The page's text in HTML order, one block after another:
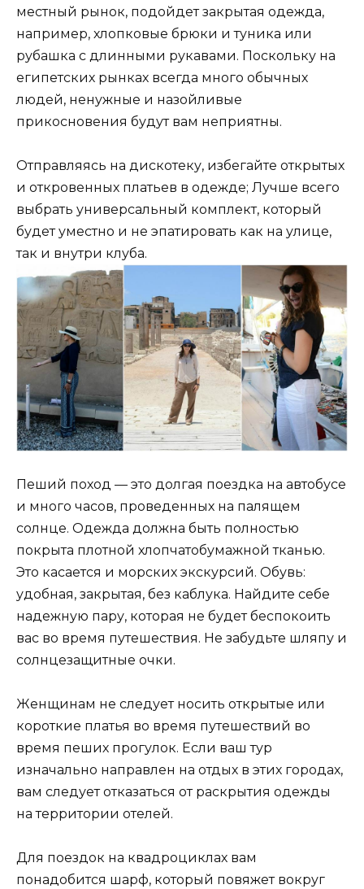
местный рынок, подойдет закрытая одежда,
например, хлопковые брюки и туника или
рубашка с длинными рукавами. Поскольку на
египетских рынках всегда много обычных
людей, ненужные и назойливые
прикосновения будут вам неприятны.
Отправляясь на дискотеку, избегайте открытых
и откровенных платьев в одежде; Лучше всего
выбрать универсальный комплект, который
будет уместно и не эпатировать как на улице,
так и внутри клуба.
Пеший поход — это долгая поездка на автобусе
и много часов, проведенных на палящем
солнце. Одежда должна быть полностью
покрыта плотной хлопчатобумажной тканью.
Это касается и морских экскурсий. Обувь:
удобная, закрытая, без каблука. Найдите себе
надежную пару, которая не будет беспокоить
вас во время путешествия. Не забудьте шляпу и
солнцезащитные очки.
Женщинам не следует носить открытые или
короткие платья во время путешествий во
время пеших прогулок. Если ваш тур
изначально направлен на отдых в этих городах,
вам следует отказаться от раскрытия одежды
на территории отелей.
Для поездок на квадроциклах вам
понадобится шарф, который повяжет вокруг